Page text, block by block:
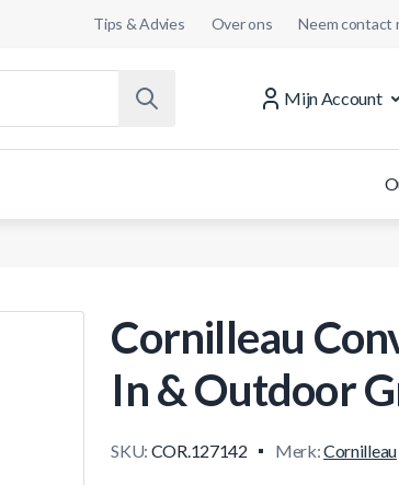
Tips & Advies Over ons Neem contact
Mijn Account
Cornilleau
In & Outdoor
SKU: COR.127142 Merk:Cornilleau